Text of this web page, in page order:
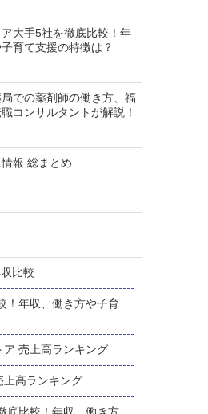
ア大手5社を徹底比較！年
育て支援の特徴は？
での薬剤師の働き方、福
コンサルタントが解説！
報 総まとめ
比較
！年収、働き方や子育
ア 売上高ランキング
高ランキング